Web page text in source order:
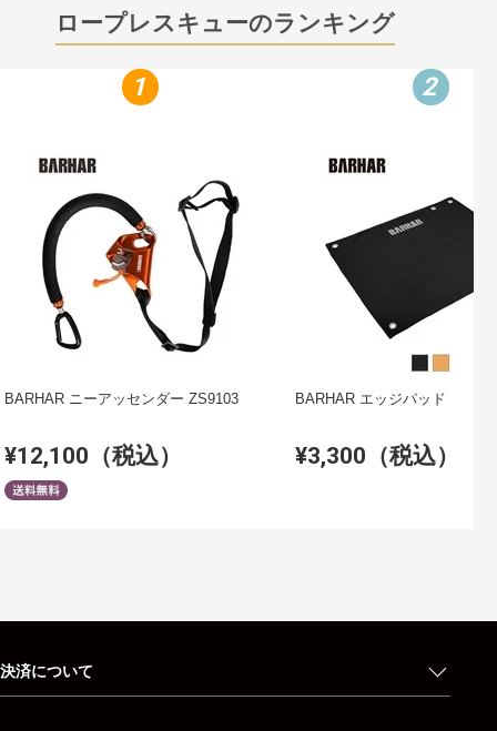
ロープレスキューのランキング
1
BARHAR ニーアッセンダー ZS9103
¥12,100（税込）
2
BARHAR エッジパッド
¥3,300（税込）
決済について